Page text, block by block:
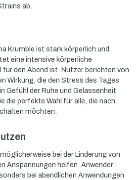
ab.
Krumble ist stark körperlich und
eine intensive körperliche
für den Abend ist. Nutzer berichten von
Wirkung, die den Stress des Tages
Gefühl der Ruhe und Gelassenheit
die perfekte Wahl für alle, die nach
möchten.
bei der Linderung von
Anspannungen helfen. Anwender
bei abendlichen Anwendungen